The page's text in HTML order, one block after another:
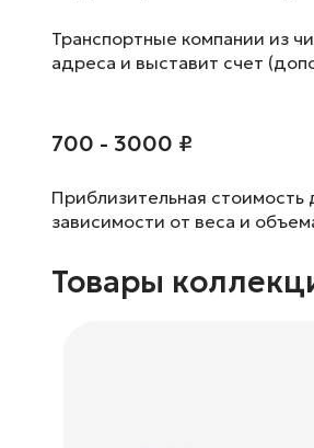
Транспортные компании из
адреса и выставит счет
700 - 3000 ₽
Приблизительная стоимость
зависимости от веса и
Товары